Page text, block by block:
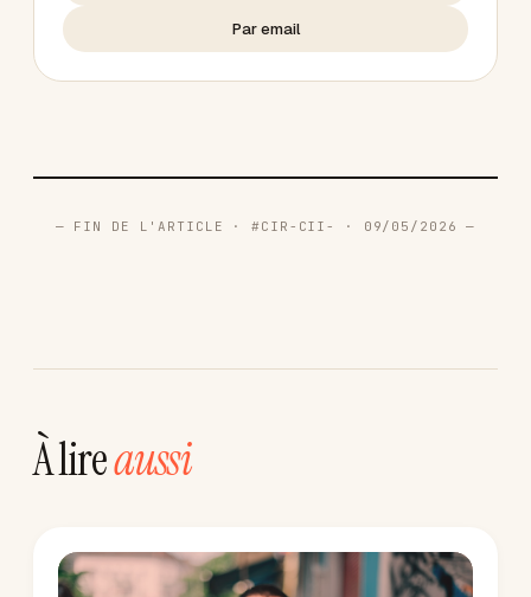
Par email
— FIN DE L'ARTICLE · #CIR-CII- · 09/05/2026 —
À lireaussi